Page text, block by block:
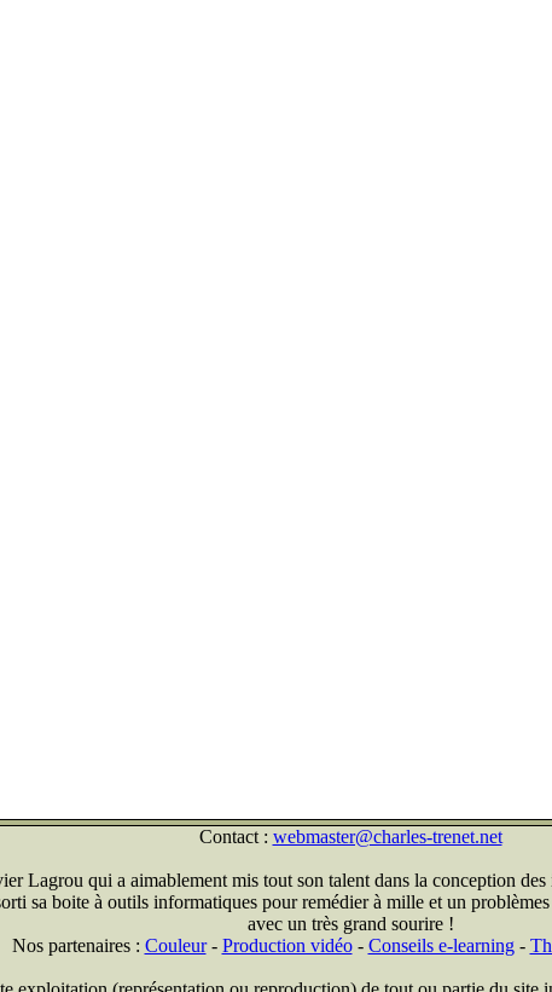
Contact : webmaster@charles-trenet.net
Lagrou qui a aimablement mis tout son talent dans la conception des
sa boite à outils informatiques pour remédier à mille et un
avec un très grand sourire !
Nos partenaires : Couleur- Production vidéo- Conseils e-learning-